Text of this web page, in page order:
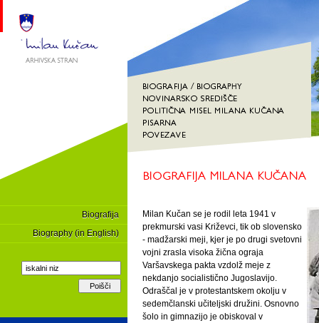
Biografija
Biography (in English)
Milan Kučan se je rodil leta 1941 v
prekmurski vasi Križevci, tik ob slovensko
- madžarski meji, kjer je po drugi svetovni
vojni zrasla visoka žična ograja
Varšavskega pakta vzdolž meje z
nekdanjo socialistično Jugoslavijo.
Odraščal je v protestantskem okolju v
sedemčlanski učiteljski družini. Osnovno
šolo in gimnazijo je obiskoval v